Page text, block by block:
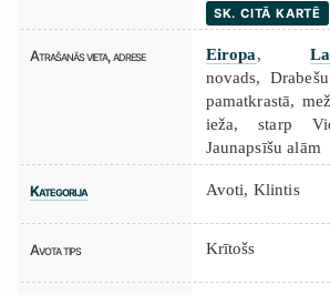
SK. CITĀ KARTĒ
Atrašanās vieta, adrese Eiropa,
novads,
pamatkrastā,
ieža, starp
Jaunapsīšu alām
Kategorija Avoti, Klintis
Avota tips Krītošs